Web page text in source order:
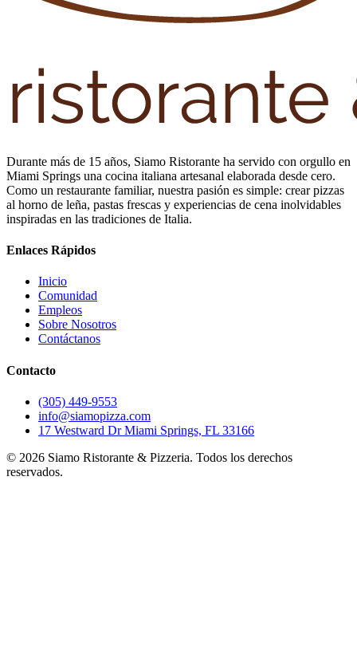
Durante más de 15 años, Siamo Ristorante ha servido con orgullo en
Miami Springs una cocina italiana artesanal elaborada desde cero.
Como un restaurante familiar, nuestra pasión es simple: crear pizzas
al horno de leña, pastas frescas y experiencias de cena inolvidables
inspiradas en las tradiciones de Italia.
Enlaces Rápidos
Inicio
Comunidad
Empleos
Sobre Nosotros
Contáctanos
Contacto
(305) 449-9553
info@siamopizza.com
17 Westward Dr Miami Springs, FL 33166
© 2026 Siamo Ristorante & Pizzeria. Todos los derechos
reservados.